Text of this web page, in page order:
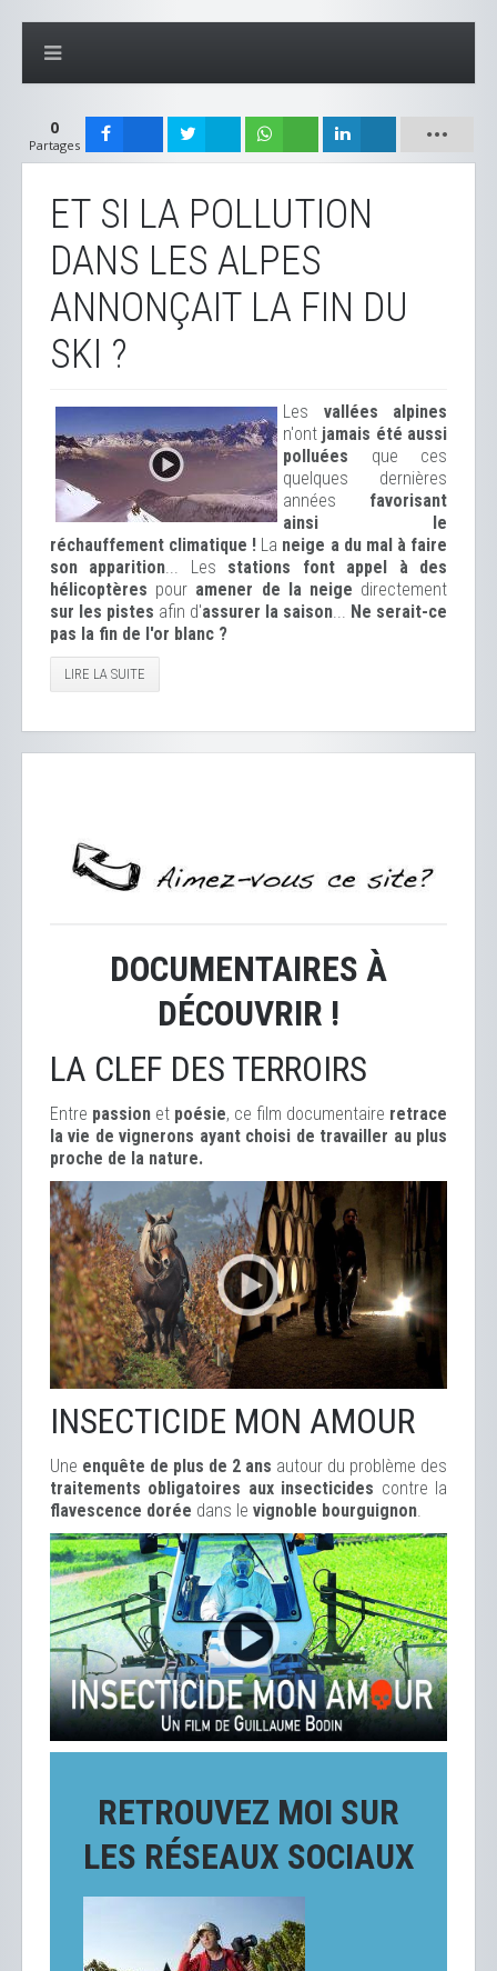
0
Partages
ET SI LA POLLUTION
DANS LES ALPES
ANNONÇAIT LA FIN DU
SKI ?
Les vallées alpines
n'ont jamais été aussi
polluées que ces
quelques dernières
années favorisant
ainsi le
réchauffement climatique ! La neige a du mal à faire
son apparition... Les stations font appel à des
hélicoptères pour amener de la neige directement
sur les pistes afin d'assurer la saison... Ne serait-ce
pas la fin de l'or blanc ?
LIRE LA SUITE
DOCUMENTAIRES À
DÉCOUVRIR !
LA CLEF DES TERROIRS
Entre passion et poésie, ce film documentaire retrace
la vie de vignerons ayant choisi de travailler au plus
proche de la nature.
INSECTICIDE MON AMOUR
Une enquête de plus de 2 ans autour du problème des
traitements obligatoires aux insecticides contre la
flavescence dorée dans le vignoble bourguignon.
RETROUVEZ MOI SUR
LES RÉSEAUX SOCIAUX